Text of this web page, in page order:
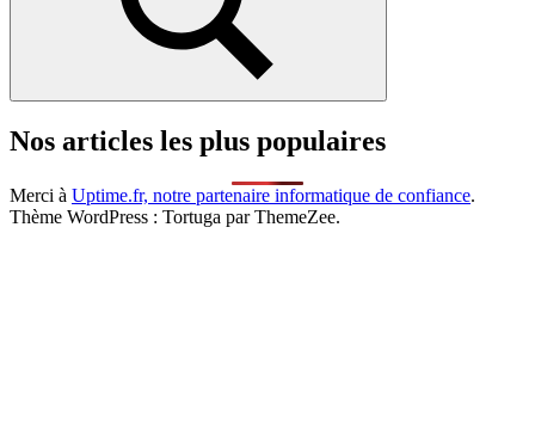
Rechercher
Nos articles les plus populaires
Merci à Uptime.fr, notre partenaire informatique de confiance.
Thème WordPress : Tortuga par ThemeZee.